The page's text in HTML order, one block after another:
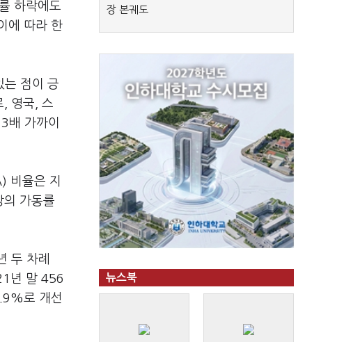
하락에도
에 따라 한
는 점이 긍
, 영국, 스
배 가까이
비율은 지
의 가동률
두 차례
년 말 456
로 개선
장 본궤도
뉴스북